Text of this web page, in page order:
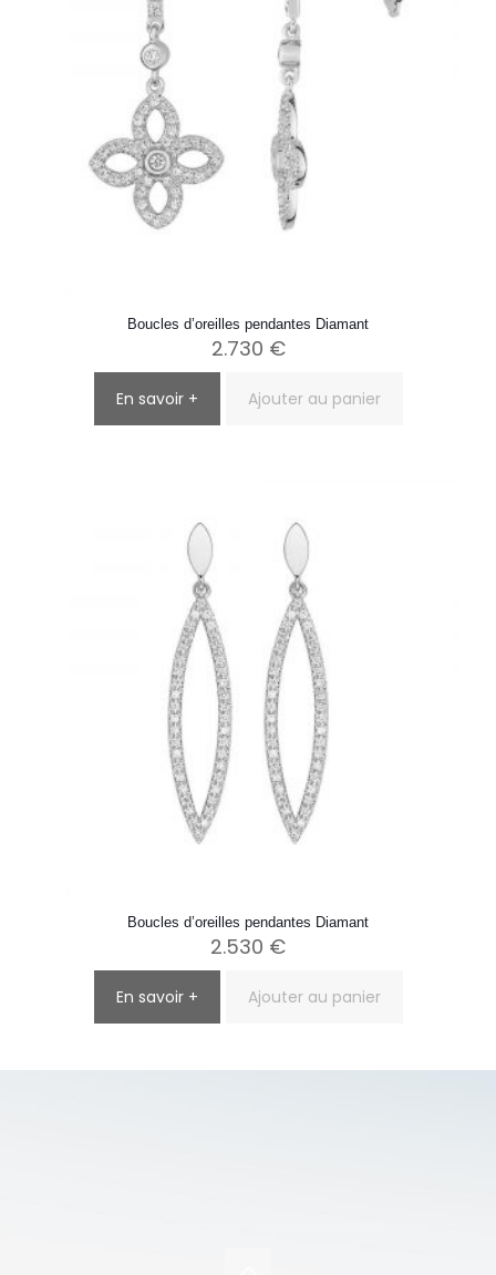
Boucles d’oreilles pendantes Diamant
2.730 €
En savoir + Ajouter au panier
Boucles d’oreilles pendantes Diamant
2.530 €
En savoir + Ajouter au panier